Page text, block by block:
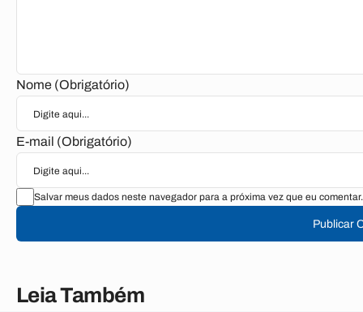
Nome (Obrigatório)
E-mail (Obrigatório)
Salvar meus dados neste navegador para a próxima vez que eu comentar.
Publicar
Leia Também